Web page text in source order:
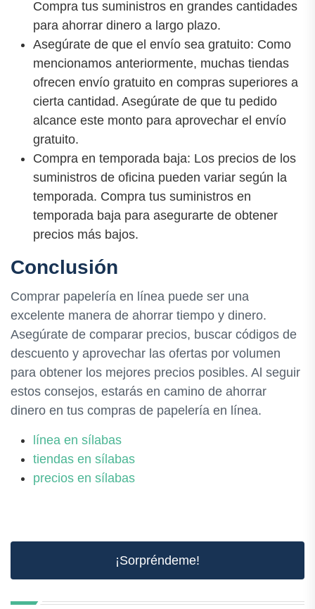
Compra tus suministros en grandes cantidades
para ahorrar dinero a largo plazo.
Asegúrate de que el envío sea gratuito: Como
mencionamos anteriormente, muchas tiendas
ofrecen envío gratuito en compras superiores a
cierta cantidad. Asegúrate de que tu pedido
alcance este monto para aprovechar el envío
gratuito.
Compra en temporada baja: Los precios de los
suministros de oficina pueden variar según la
temporada. Compra tus suministros en
temporada baja para asegurarte de obtener
precios más bajos.
Conclusión
Comprar papelería en línea puede ser una
excelente manera de ahorrar tiempo y dinero.
Asegúrate de comparar precios, buscar códigos de
descuento y aprovechar las ofertas por volumen
para obtener los mejores precios posibles. Al seguir
estos consejos, estarás en camino de ahorrar
dinero en tus compras de papelería en línea.
línea en sílabas
tiendas en sílabas
precios en sílabas
¡Sorpréndeme!